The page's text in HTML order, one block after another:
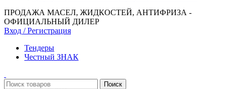
ПРОДАЖА МАСЕЛ, ЖИДКОСТЕЙ, АНТИФРИЗА -
ОФИЦИАЛЬНЫЙ ДИЛЕР
Вход / Регистрация
Тендеры
Честный ЗНАК
Поиск